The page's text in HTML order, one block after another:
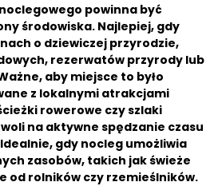
powinna być
środowiska. Najlepiej, gdy
o dziewiczej przyrodzie,
rezerwatów przyrody lub
aby miejsce to było
z lokalnymi atrakcjami
rowerowe czy szlaki
na aktywne spędzanie czasu
gdy nocleg umożliwia
zasobów, takich jak świeże
od rolników czy rzemieślników.